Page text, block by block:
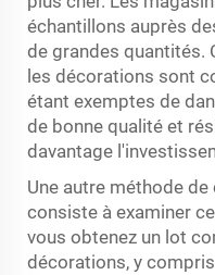
échantillons auprès
de grandes quantités.
les décorations sont
étant exemptes de
de bonne qualité et
davantage
Une autre méthode
consiste à examiner
vous obtenez un lot
décorations, y